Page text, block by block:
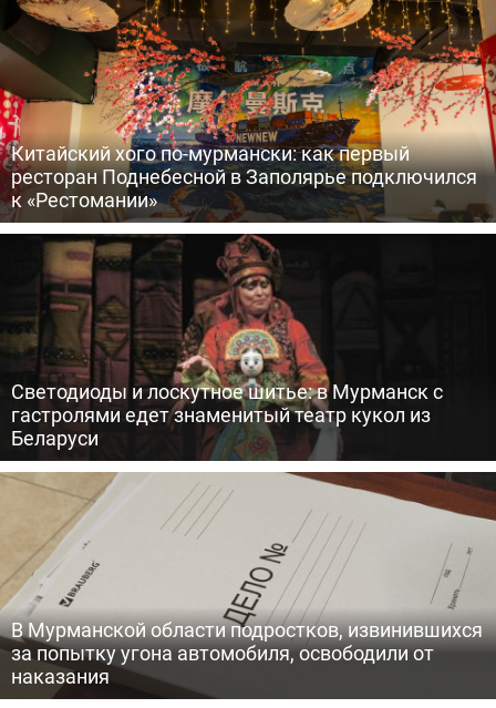
Китайский хого по-мурмански: как первый
ресторан Поднебесной в Заполярье подключился
к «Рестомании»
Светодиоды и лоскутное шитье: в Мурманск с
гастролями едет знаменитый театр кукол из
Беларуси
В Мурманской области подростков, извинившихся
за попытку угона автомобиля, освободили от
наказания